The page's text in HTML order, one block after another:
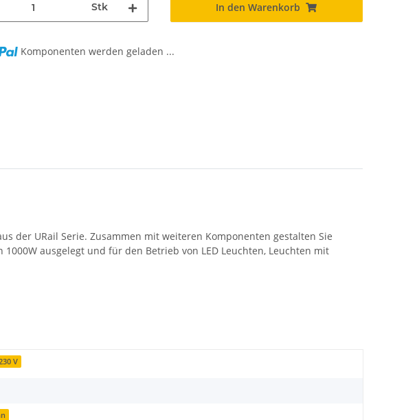
Stk In den Warenkorb
Komponenten werden geladen ...
der URail Serie. Zusammen mit weiteren Komponenten gestalten Sie
ausgelegt und für den Betrieb von LED Leuchten, Leuchten mit
V